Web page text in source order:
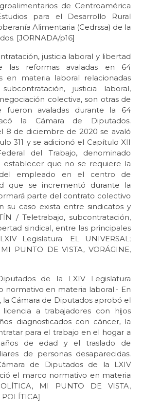
de Centroamérica
para el Desarrollo Rural
Alimentaria (Cedrssa) de la
[JORNADA/p16]
justicia laboral y libertad
las reformas avaladas en 64
en materia laboral relacionadas
justicia laboral,
colectiva, son otras de
fueron avaladas durante la 64
la Cámara de Diputados.
8 de diciembre de 2020 se avaló
311 y se adicionó el Capítulo XII
del Trabajo, denominado
establecer que no se requiere la
del empleado en el centro de
que se incrementó durante la
parte del contrato colectivo
su caso exista entre sindicatos y
/ Teletrabajo, subcontratación,
sindical, entre las principales
Legislatura; EL UNIVERSAL;
PUNTO DE VISTA, VORÁGINE,
de la LXIV Legislatura
normativo en materia laboral.- En
la Cámara de Diputados aprobó el
a trabajadores con hijos
diagnosticados con cáncer, la
para el trabajo en el hogar a
de edad y el traslado de
de personas desaparecidas.
de Diputados de la LXIV
el marco normativo en materia
MI PUNTO DE VISTA,
POLÍTICA]